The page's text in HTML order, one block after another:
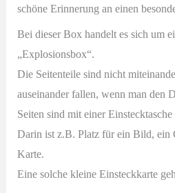
schöne Erinnerung an einen
Bei dieser Box handelt es sich um
„Explosionsbox“.
Die Seitenteile sind nicht
auseinander fallen, wenn man den
Seiten sind mit einer Einstecktasche
Darin ist z.B. Platz für ein Bild, ein
Karte.
Eine solche kleine Einsteckkarte